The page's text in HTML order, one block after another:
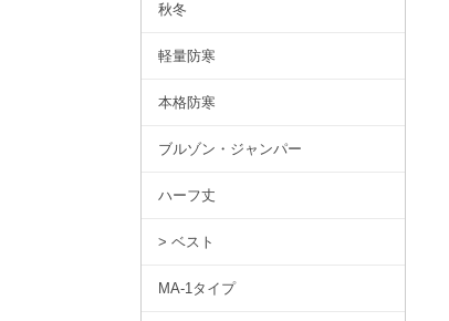
秋冬
軽量防寒
本格防寒
ブルゾン・ジャンパー
ハーフ丈
> ベスト
MA-1タイプ